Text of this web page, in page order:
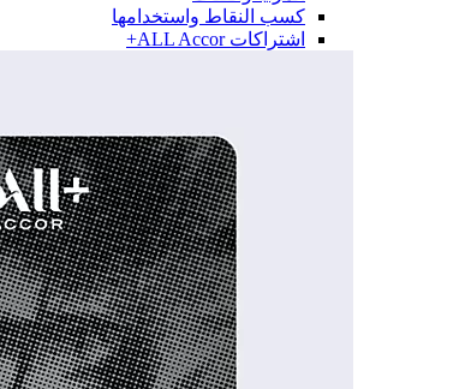
كسب النقاط واستخدامها
اشتراكات ALL Accor+